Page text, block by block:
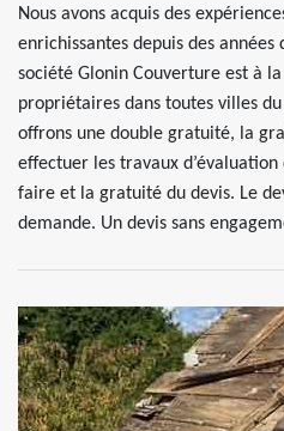
Nous avons acquis des
enrichissantes depuis des
société Glonin Couverture est à
propriétaires dans toutes villes
offrons une double gratuité, la
effectuer les travaux
faire et la gratuité du devis. Le
demande. Un devis sans